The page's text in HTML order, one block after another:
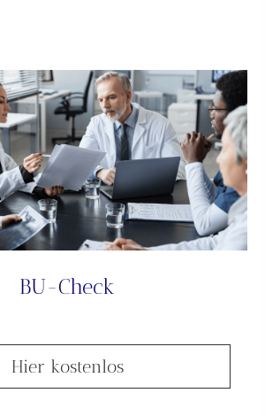
BU-Check
Hier kostenlos